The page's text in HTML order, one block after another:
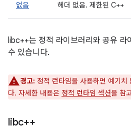
없음 헤더 없음. 제한된 C++
libc++는 정적 라이브러리와 공유 라
수 있습니다.
경고: 정적 런타임을 사용하면 예기치
다. 자세한 내용은 정적 런타임 섹션을 참
libc++